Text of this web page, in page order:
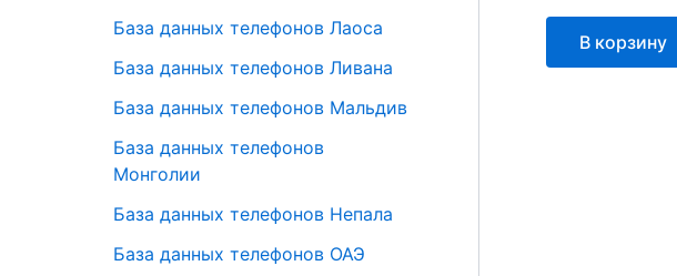
База данных телефонов Лаоса
База данных телефонов Ливана
База данных телефонов Мальдив
База данных телефонов
Монголии
База данных телефонов Непала
База данных телефонов ОАЭ
В корзину